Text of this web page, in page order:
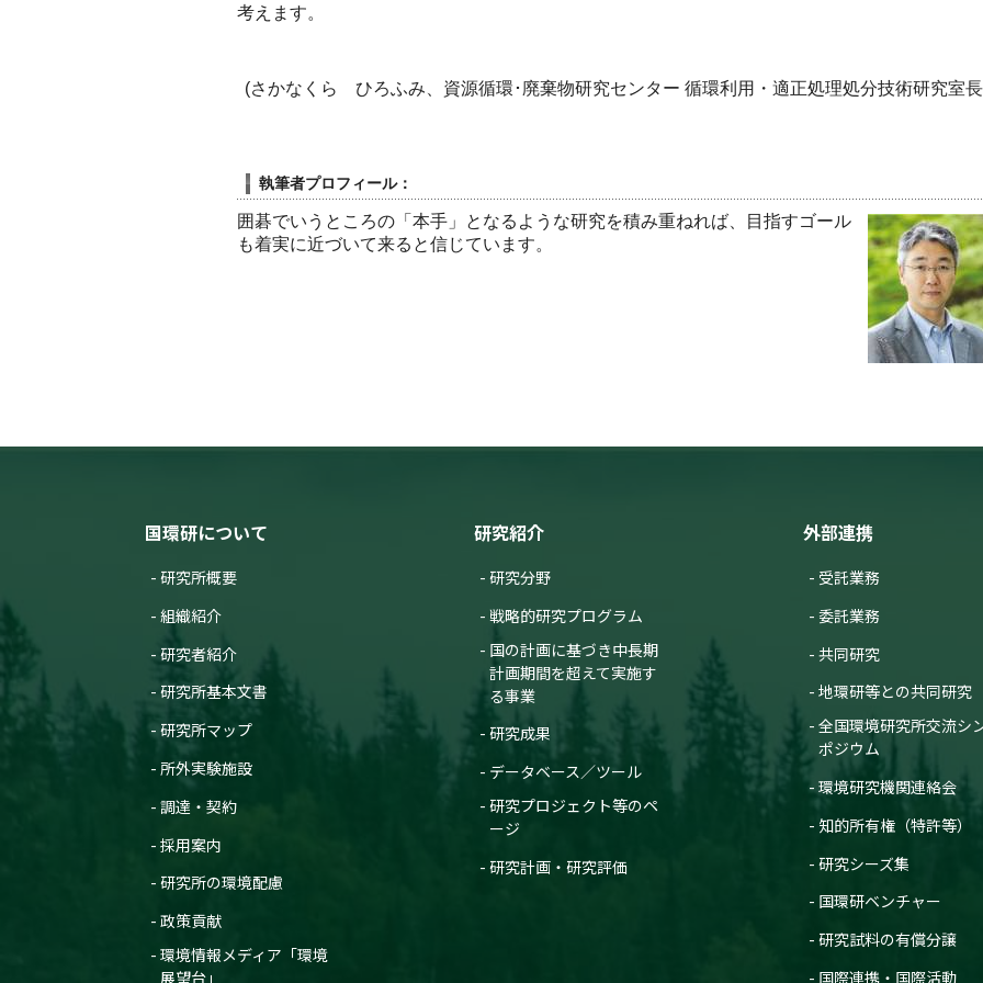
考えます。
(さかなくら ひろふみ、資源循環･廃棄物研究センター 循環利用・適正処理処分技術研究室
執筆者プロフィール：
囲碁でいうところの「本手」となるような研究を積み重ねれば、目指すゴール
も着実に近づいて来ると信じています。
国環研について
研究所概要
組織紹介
研究者紹介
研究所基本文書
研究所マップ
所外実験施設
調達・契約
採用案内
研究所の環境配慮
政策貢献
環境情報メディア「環境
展望台」
研究紹介
研究分野
戦略的研究プログラム
国の計画に基づき中長期
計画期間を超えて実施す
る事業
研究成果
データベース／ツール
研究プロジェクト等のペ
ージ
研究計画・研究評価
外部連携
受託業務
委託業務
共同研究
地環研等との共同研究
全国環境研究所交流シ
ポジウム
環境研究機関連絡会
知的所有権（特許等）
研究シーズ集
国環研ベンチャー
研究試料の有償分譲
国際連携・国際活動